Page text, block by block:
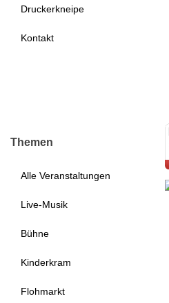
Druckerkneipe
Kontakt
Themen
Alle Veranstaltungen
Live-Musik
Bühne
Kinderkram
Flohmarkt